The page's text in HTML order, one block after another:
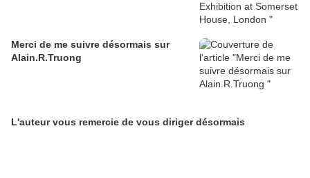
Merci de me suivre désormais sur
Alain.R.Truong
L'auteur vous remercie de vous diriger désormais